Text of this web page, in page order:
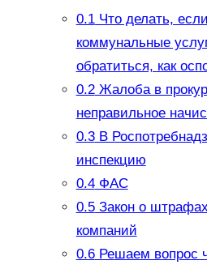
0.1Что делать,
коммунальные
обратиться, как
0.2Жалоба в
неправильное
0.3В
инспекцию
0.4ФАС
0.5Закон о
компаний
0.6Решаем вопрос